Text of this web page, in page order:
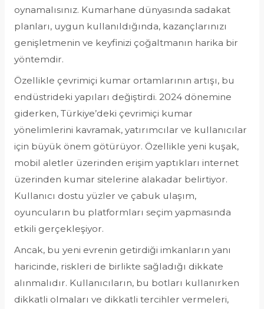
oynamalısınız. Kumarhane dünyasında sadakat
planları, uygun kullanıldığında, kazançlarınızı
genişletmenin ve keyfinizi çoğaltmanın harika bir
yöntemdir.
Özellikle çevrimiçi kumar ortamlarının artışı, bu
endüstrideki yapıları değiştirdi. 2024 dönemine
giderken, Türkiye’deki çevrimiçi kumar
yönelimlerini kavramak, yatırımcılar ve kullanıcılar
için büyük önem götürüyor. Özellikle yeni kuşak,
mobil aletler üzerinden erişim yaptıkları internet
üzerinden kumar sitelerine alakadar belirtiyor.
Kullanıcı dostu yüzler ve çabuk ulaşım,
oyuncuların bu platformları seçim yapmasında
etkili gerçekleşiyor.
Ancak, bu yeni evrenin getirdiği imkanların yanı
haricinde, riskleri de birlikte sağladığı dikkate
alınmalıdır. Kullanıcıların, bu botları kullanırken
dikkatli olmaları ve dikkatli tercihler vermeleri,